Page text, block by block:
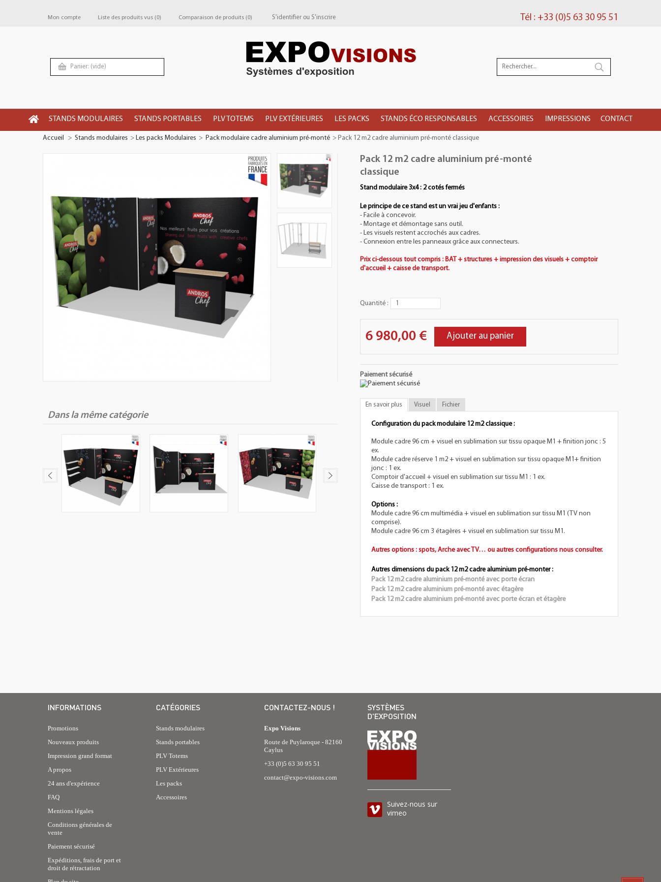
Mon compte Liste des produits vus (0) Comparaison de produits (0) S'identifier ou S'inscrire Tél : +33 (0)5 63 30 95 51
Panier: (vide)
STANDS MODULAIRES STANDS PORTABLES PLV TOTEMS PLV EXTÉRIEURES LES PACKS STANDS ÉCO RESPONSABLES ACCESSOIRES IMPRESSIONS CONTACT
Accueil > Stands modulaires > Les packs Modulaires > Pack modulaire cadre aluminium pré-monté > Pack 12 m2 cadre aluminium pré-monté classique
Dans la même catégorie
Pack 12 m2 cadre aluminium pré-monté
classique
Stand modulaire 3x4 : 2 cotés fermés
Le principe de ce stand est un vrai jeu d'enfants :
- Facile à concevoir.
- Montage et démontage sans outil.
- Les visuels restent accrochés aux cadres.
- Connexion entre les panneaux grâce aux connecteurs.
Prix ci-dessous tout compris : BAT + structures + impression des visuels + comptoir
d'accueil + caisse de transport.
Quantité :
6 980,00 € Ajouter au panier
Paiement sécurisé
En savoir plus Visuel Fichier
Configuration du pack modulaire 12 m2 classique :
Module cadre 96 cm + visuel en sublimation sur tissu opaque M1 + finition jonc : 5
ex.
Module cadre réserve 1 m2 + visuel en sublimation sur tissu opaque M1+ finition
jonc : 1 ex.
Comptoir d'accueil + visuel en sublimation sur tissu M1 : 1 ex.
Caisse de transport : 1 ex.
Options :
Module cadre 96 cm multimédia + visuel en sublimation sur tissu M1 (TV non
comprise).
Module cadre 96 cm 3 étagères + visuel en sublimation sur tissu M1.
Autres options : spots, Arche avec TV… ou autres configurations nous consulter.
Autres dimensions du pack 12 m2 cadre aluminium pré-monter :
Pack 12 m2 cadre aluminium pré-monté avec porte écran
Pack 12 m2 cadre aluminium pré-monté avec étagère
Pack 12 m2 cadre aluminium pré-monté avec porte écran et étagère
INFORMATIONS
Promotions
Nouveaux produits
Impression grand format
A propos
24 ans d'expérience
FAQ
Mentions légales
Conditions générales de
vente
Paiement sécurisé
Expéditions, frais de port et
droit de rétractation
CATÉGORIES
Stands modulaires
Stands portables
PLV Totems
PLV Extérieures
Les packs
Accessoires
CONTACTEZ-NOUS !
Expo Visions
Route de Puylaroque - 82160
Caylus
+33 (0)5 63 30 95 51
contact@expo-visions.com
SYSTÈMES
D'EXPOSITION
Suivez-nous sur
vimeo